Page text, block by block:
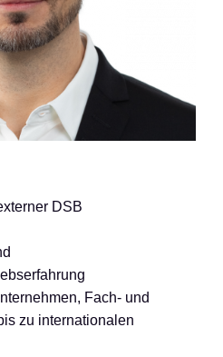
DSB
Fach- und
zu internationalen